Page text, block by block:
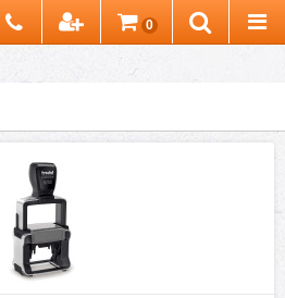
0
Chercher